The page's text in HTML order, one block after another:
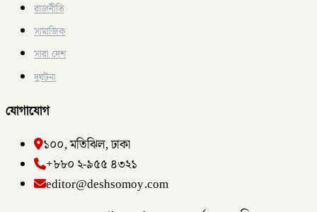
রাজনীতি
সামাজিক
সারা দেশ
দুর্ঘটনা
যোগাযোগ
১০০, মতিঝিল, ঢাকা
+৮৮০ ২-৯৫৫ ৪৩২১
editor@deshsomoy.com